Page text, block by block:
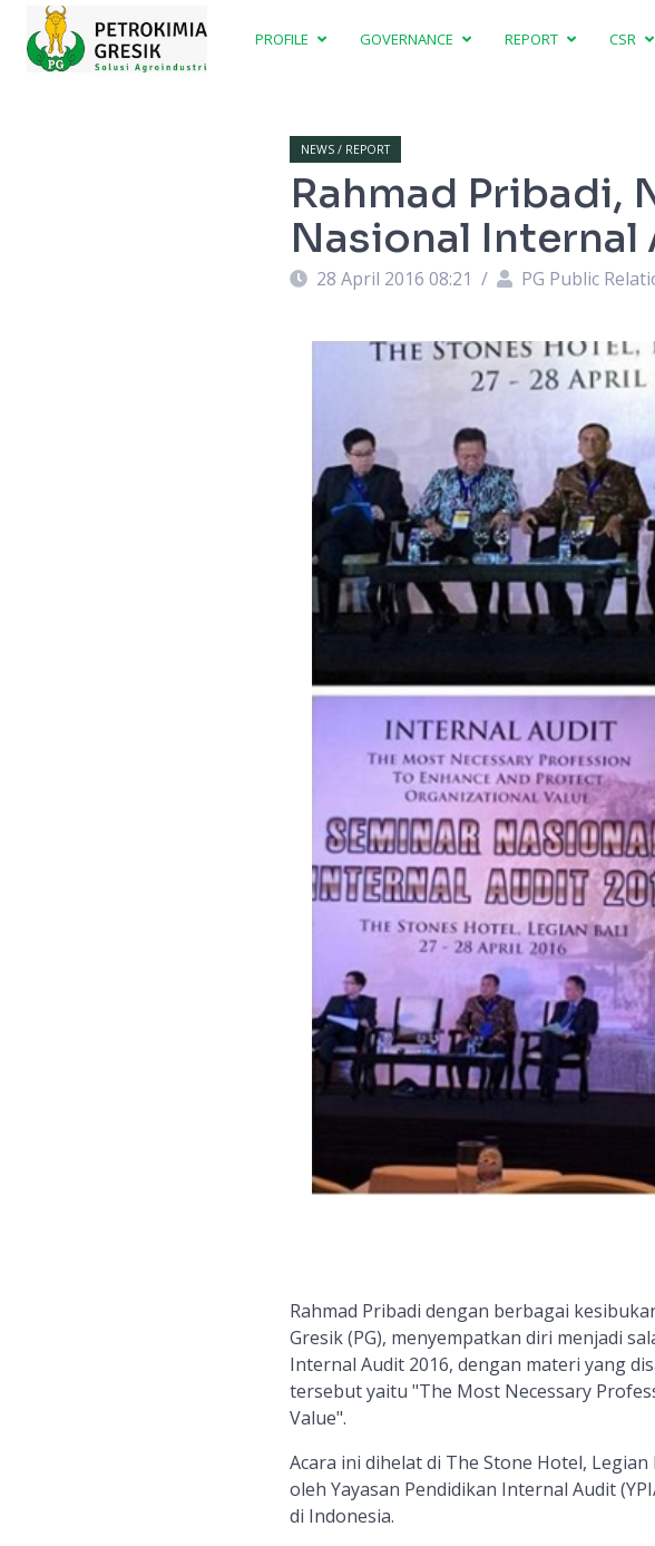
PROFILE GOVERNANCE REPORT CSR
NEWS / REPORT
Rahmad Pribadi,
Nasional Internal
28 April 2016 08:21 / PG Public
Rahmad Pribadi dengan berbagai
Gresik (PG), menyempatkan diri menjadi
Internal Audit 2016, dengan materi yang
tersebut yaitu "The Most Necessary
Value".
Acara ini dihelat di The Stone Hotel,
oleh Yayasan Pendidikan Internal Audit
di Indonesia.